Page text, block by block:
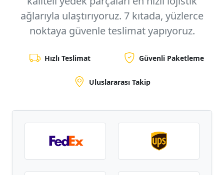
ağlarıyla ulaştırıyoruz. 7 kıtada, yüzlerce
noktaya güvenle teslimat yapıyoruz.
Hızlı Teslimat Güvenli Paketleme
Uluslararası Takip